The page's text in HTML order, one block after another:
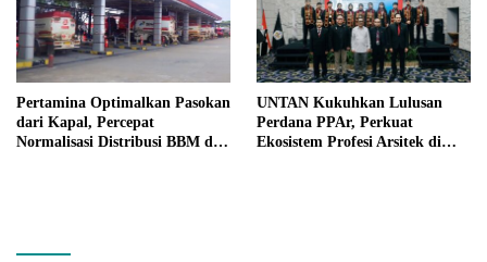
Pertamina Optimalkan Pasokan
dari Kapal, Percepat
Normalisasi Distribusi BBM di
UNTAN Kukuhkan Lulusan
Perdana PPAr, Perkuat
Ekosistem Profesi Arsitek di